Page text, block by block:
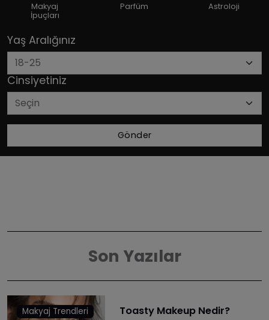
Makyaj
İpuçları
Parfüm Astroloji
Yaş Aralığınız
Cinsiyetiniz
Gönder
Son Yazılar
Makyaj Trendleri Toasty Makeup Nedir?